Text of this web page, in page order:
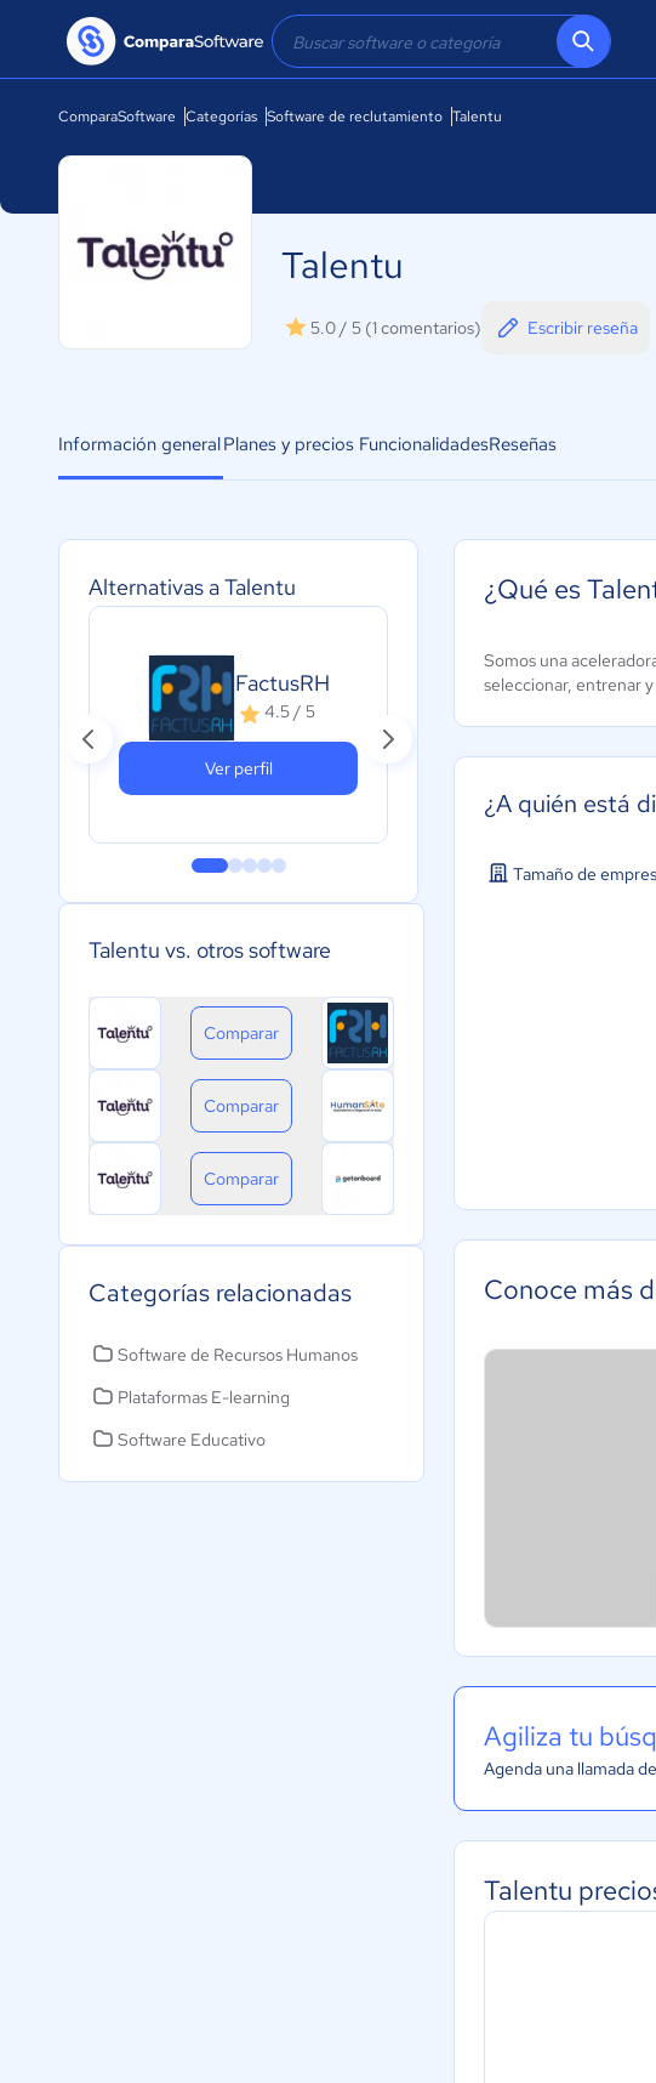
ComparaSoftware Categorías Software de reclutamiento Talentu
Talentu
5.0 / 5 (1 comentarios) Escribir reseña
Información generalPlanes y precios FuncionalidadesReseñas
Alternativas a Talentu
FactusRH
4.5 / 5
Ver perfil
HUMANSITE
calificación
Talentu vs. otros software
Comparar
Comparar
Comparar
Categorías relacionadas
Software de Recursos Humanos
Plataformas E-learning
Software Educativo
¿Qué es
Somos una
seleccionar, entrenar
¿A quién está
Tamaño de
Conoce más
Agiliza tu
Agenda una llamada
Talentu